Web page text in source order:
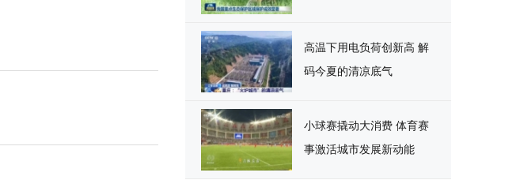
高温下用电负荷创新高 解
码今夏的清凉底气
小球赛撬动大消费 体育赛
事激活城市发展新动能